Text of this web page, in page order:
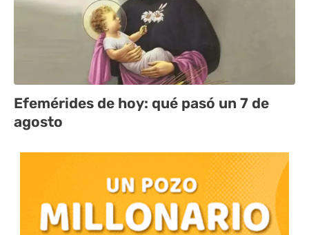
Efemérides de hoy: qué pasó un 7 de
agosto